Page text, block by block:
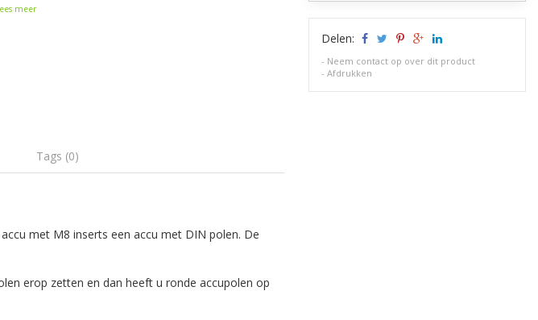
meer
Tags (0)
met M8 inserts een accu met DIN polen. De
erop zetten en dan heeft u ronde accupolen op
Delen:
- Neem contact op over dit product
-Afdrukken